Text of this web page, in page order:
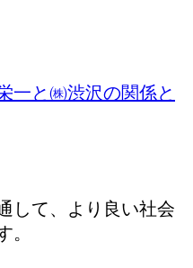
一と㈱渋沢の関係と
して、より良い社会
。